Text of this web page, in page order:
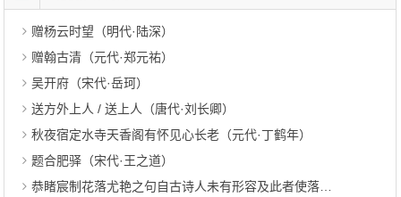
赠杨云时望（明代·陆深）
赠翰古清（元代·郑元祐）
吴开府（宋代·岳珂）
送方外上人 / 送上人（唐代·刘长卿）
秋夜宿定水寺天香阁有怀见心长老（元代·丁鹤年）
题合肥驿（宋代·王之道）
恭睹宸制花落尤艳之句自古诗人未有形容及此者使落花不与草木俱委可见天地大德之心小臣不量芜颣仰赓宸韵（宋代·曹勋）